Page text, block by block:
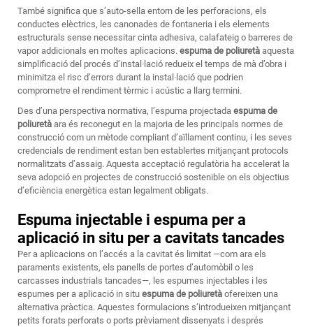
També significa que s’auto-sella entorn de les perforacions, els
conductes elèctrics, les canonades de fontaneria i els elements
estructurals sense necessitar cinta adhesiva, calafateig o barreres de
vapor addicionals en moltes aplicacions. espuma de poliuretà aquesta
simplificació del procés d’instal·lació redueix el temps de mà d’obra i
minimitza el risc d’errors durant la instal·lació que podrien
comprometre el rendiment tèrmic i acústic a llarg termini.
Des d’una perspectiva normativa, l’espuma projectada espuma de
poliuretà ara és reconegut en la majoria de les principals normes de
construcció com un mètode compliant d’aïllament continu, i les seves
credencials de rendiment estan ben establertes mitjançant protocols
normalitzats d’assaig. Aquesta acceptació regulatòria ha accelerat la
seva adopció en projectes de construcció sostenible on els objectius
d’eficiència energètica estan legalment obligats.
Espuma injectable i espuma per a
aplicació in situ per a cavitats tancades
Per a aplicacions on l’accés a la cavitat és limitat —com ara els
paraments existents, els panells de portes d’automòbil o les
carcasses industrials tancades—, les espumes injectables i les
espumes per a aplicació in situ espuma de poliuretà ofereixen una
alternativa pràctica. Aquestes formulacions s’introdueixen mitjançant
petits forats perforats o ports prèviament dissenyats i després